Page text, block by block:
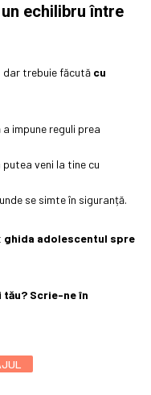
echilibru între
dar trebuie făcută cu
a impune reguli prea
putea veni la tine cu
se simte în siguranță.
ghida adolescentul spre
Scrie-ne în